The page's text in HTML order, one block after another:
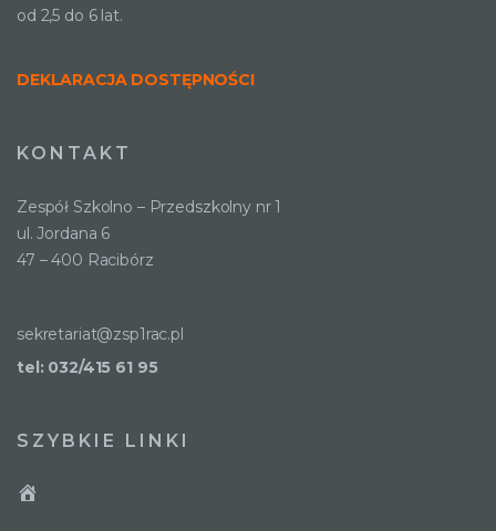
od 2,5 do 6 lat.
DEKLARACJA DOSTĘPNOŚCI
KONTAKT
Zespół Szkolno – Przedszkolny nr 1
ul. Jordana 6
47 – 400 Racibórz
sekretariat@zsp1rac.pl
tel: 032/415 61 95
SZYBKIE LINKI